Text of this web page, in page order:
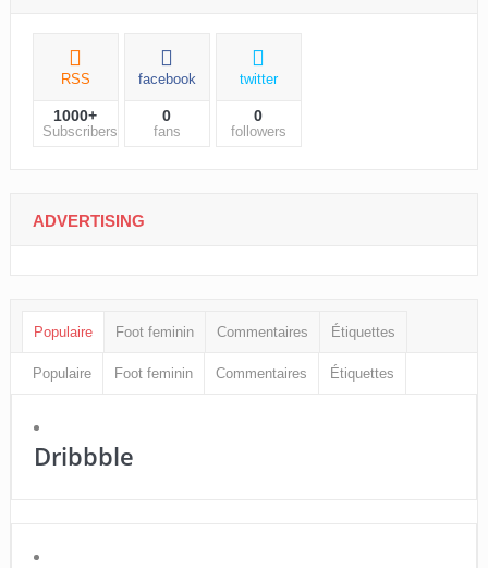
RSS
1000+
Subscribers
facebook
0
fans
twitter
0
followers
ADVERTISING
Populaire Foot feminin Commentaires Étiquettes
Populaire Foot feminin Commentaires Étiquettes
Dribbble